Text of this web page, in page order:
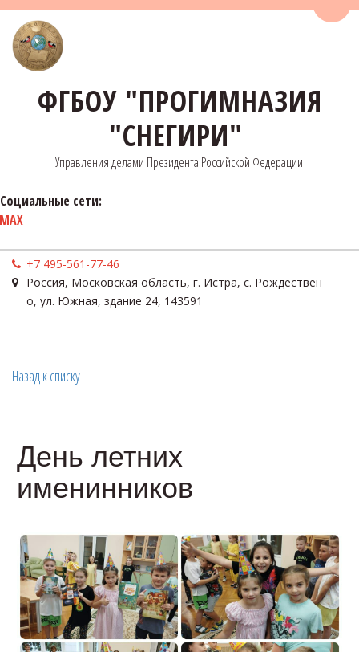
ФГБОУ "ПРОГИМНАЗИЯ
"СНЕГИРИ"
Управления делами Президента Российской Федерации
Социальные сети:
MAX
+7 495-561-77-46
Россия, Московская область, г. Истра, с. Рождествен
о, ул. Южная, здание 24, 143591
Назад к списку
День летних
именинников